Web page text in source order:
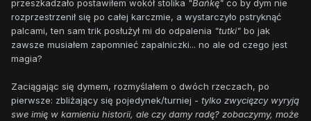
przeszkadzało postawiłem wokół stolika "Bańkę" co by dym nie
rozprzestrzenił się po całej karczmie, a wystarczyło pstryknąć
palcami, ten sam trik posłużył mi do odpalenia "tutki" bo jak
zawsze musiałem zapomnieć zapalniczki... no ale od czego jest
magia?
Zaciągając się dymem, rozmyślałem o dwóch rzeczach, po
pierwsze: zbliżający się pojedynek/turniej - tylko zwycięzcy wyryją
swe imię w kamieniu historii, ale czy damy radę? zobaczymy, może